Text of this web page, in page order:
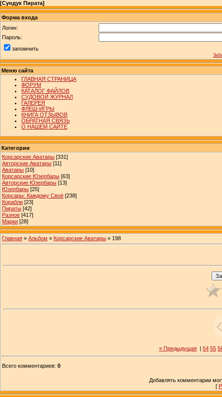
[Сундук Пирата]
Форма входа
Логин:
Пароль:
запомнить
Меню сайта
ГЛАВНАЯ СТРАНИЦА
ФОРУМ
КАТАЛОГ ФАЙЛОВ
СУДОВОЙ ЖУРНАЛ
ГАЛЕРЕЯ
ФЛЕШ-ИГРЫ
КНИГА ОТЗЫВОВ
ОБРАТНАЯ СВЯЗЬ
О НАШЕМ САЙТЕ
Категории
Корсарские Аватары [331]
Авторские Аватары [11]
Аватары [10]
Корсарские Юзербары [63]
Авторские Юзербары [13]
Юзербары [25]
Корсары: Каждому Своё [238]
Корабли [23]
Пираты [42]
Разное [417]
Марки [28]
Главная » Альбом » Корсарские Аватары » 198
« Предыдущая 54 55
Всего комментариев: 0
Добавлять комментарии
[